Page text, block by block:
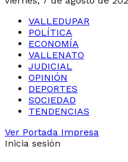
VALLEDUPAR
POLÍTICA
ECONOMÍA
VALLENATO
JUDICIAL
OPINIÓN
DEPORTES
SOCIEDAD
TENDENCIAS
Ver Portada Impresa
Inicia sesión